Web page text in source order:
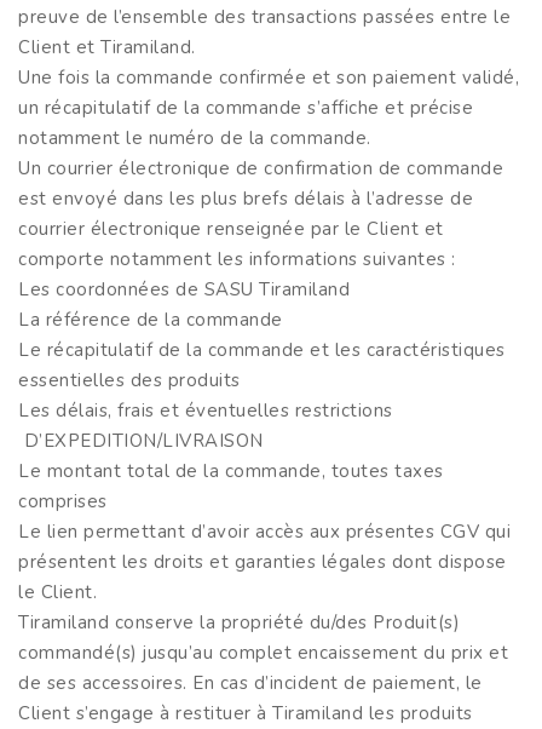
preuve de l’ensemble des transactions passées entre le
Client et Tiramiland.
Une fois la commande confirmée et son paiement validé,
un récapitulatif de la commande s’affiche et précise
notamment le numéro de la commande.
Un courrier électronique de confirmation de commande
est envoyé dans les plus brefs délais à l’adresse de
courrier électronique renseignée par le Client et
comporte notamment les informations suivantes :
Les coordonnées de SASU Tiramiland
La référence de la commande
Le récapitulatif de la commande et les caractéristiques
essentielles des produits
Les délais, frais et éventuelles restrictions
D’EXPEDITION/LIVRAISON
Le montant total de la commande, toutes taxes
comprises
Le lien permettant d’avoir accès aux présentes CGV qui
présentent les droits et garanties légales dont dispose
le Client.
Tiramiland conserve la propriété du/des Produit(s)
commandé(s) jusqu’au complet encaissement du prix et
de ses accessoires. En cas d’incident de paiement, le
Client s’engage à restituer à Tiramiland les produits